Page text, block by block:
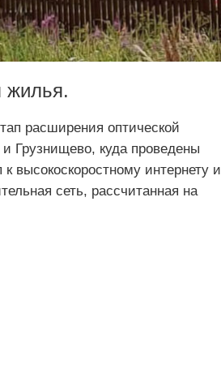
жилья.
расширения оптической
Грузнищево, куда проведены
высокоскоростному интернету и
сеть, рассчитанная на